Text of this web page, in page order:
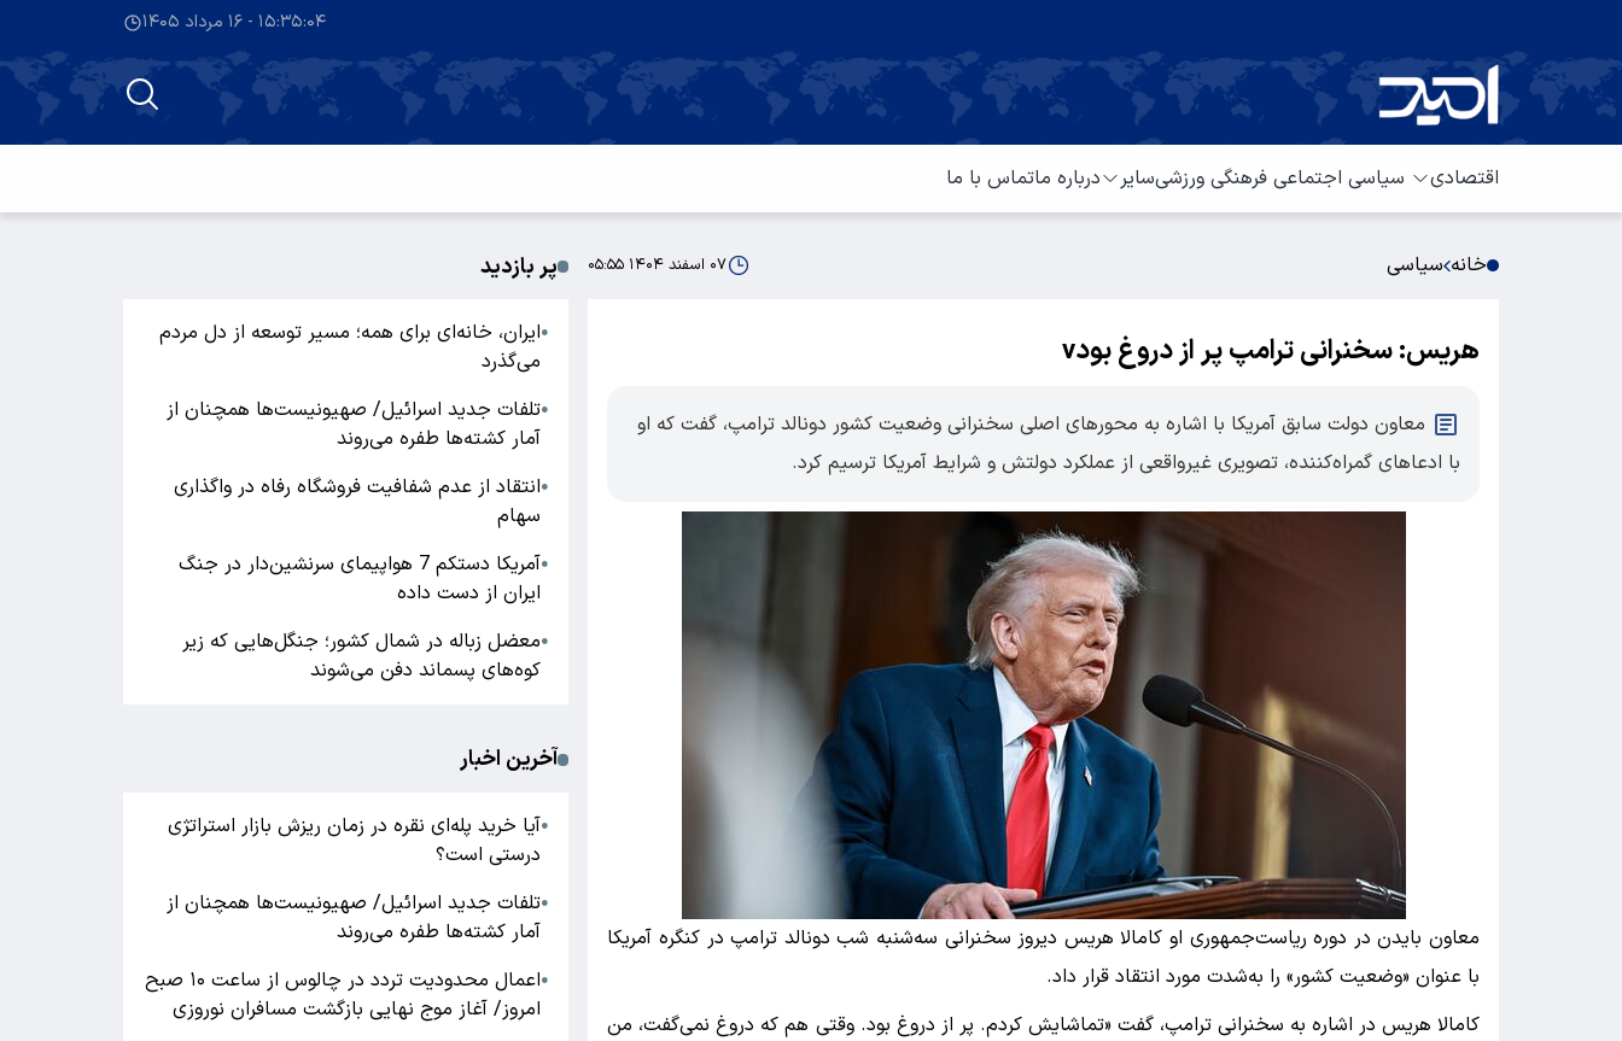
۱۵:۳۵:۰۴ - ۱۶ مرداد ۱۴۰۵
اقتصادی سیاسی اجتماعی فرهنگی ورزشیسایر درباره ماتماس با ما
خانه سیاسی ۰۷ اسفند ۱۴۰۴ ۰۵:۵۵
هریس: سخنرانی ترامپ پر از دروغ بودv
معاون دولت سابق آمریکا با اشاره به محورهای اصلی سخنرانی وضعیت کشور دونالد ترامپ، گفت که او
با ادعاهای گمراه‌کننده، تصویری غیرواقعی از عملکرد دولتش و شرایط آمریکا ترسیم کرد.
معاون بایدن در دوره ریاست‌جمهوری او کامالا هریس دیروز سخنرانی سه‌شنبه شب دونالد ترامپ در کنگره آمریکا
با عنوان «وضعیت کشور» را به‌شدت مورد انتقاد قرار داد.
کامالا هریس در اشاره به سخنرانی ترامپ، گفت «تماشایش کردم. پر از دروغ بود. وقتی هم که دروغ نمی‌گفت، من
پر بازدید
●ایران، خانه‌ای برای همه؛ مسیر توسعه از دل مردم
می‌گذرد
●تلفات جدید اسرائیل/ صهیونیست‌ها همچنان از
آمار کشته‌ها طفره می‌روند
●انتقاد از عدم شفافیت فروشگاه رفاه در واگذاری
سهام
●
آمریکا دستکم 7 هواپیمای سرنشین‌دار در جنگ
ایران از دست داده
●معضل زباله در شمال کشور؛ جنگل‌هایی که زیر
کوه‌های پسماند دفن می‌شوند
آخرین اخبار
●آیا خرید پله‌ای نقره در زمان ریزش بازار استراتژی
درستی است؟
●تلفات جدید اسرائیل/ صهیونیست‌ها همچنان از
آمار کشته‌ها طفره می‌روند
●
اعمال محدودیت تردد در چالوس از ساعت ۱۰ صبح
امروز/ آغاز موج نهایی بازگشت مسافران نوروزی